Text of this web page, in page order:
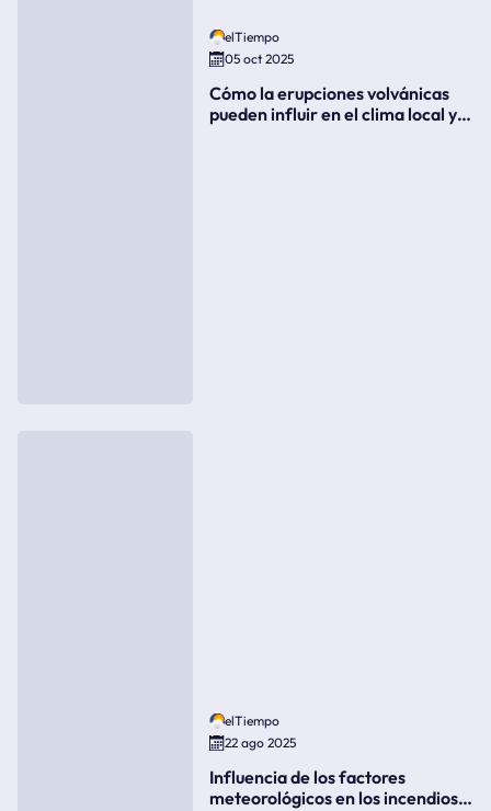
elTiempo
05 oct 2025
Cómo la erupciones volvánicas
pueden influir en el clima local y
elTiempo
22 ago 2025
Influencia de los factores
meteorológicos en los incendios